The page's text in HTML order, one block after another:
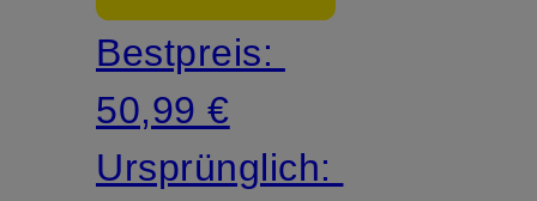
Bestpreis:
50,99 €
Ursprünglich: